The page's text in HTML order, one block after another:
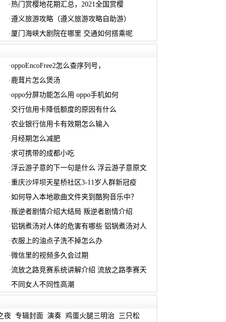
·热门赏樱地花期汇总，2021全国赏樱
·遵义旅游攻略（遵义旅游攻略自助游）
· 厦门海峡大剧院在哪里 交通如何搭乘呢
·oppoEncoFree2怎么查序列号，
· 鹿茸片怎么煲汤
·oppo分屏功能怎么用 oppo手机如何
· 交行信用卡降低额度的原因有什么
·农业银行信用卡有效期怎么输入
· 月经期怎么减肥
·求可携带的成都小吃
·浮云游子意的下一句是什么 浮云游子意原文
·重庆沙坪坝天星桥社区3-11岁人群新冠疫
·如何导入本地歌曲文件夹到酷狗音乐中？
·叛逆者剧情介绍大结局 叛逆者剧情介绍
·铝锅煮汤对人体的危害有哪些 铝锅煮汤对人
·衣服上的油点子洗不掉怎么办
·微信里的视频多久会过期
·流放之路竞赛系统讲解介绍 流放之路季赛天
·不同女人不同性高潮
夜 专辑封面 演奏 鸡蛋火腿三明治 三只松